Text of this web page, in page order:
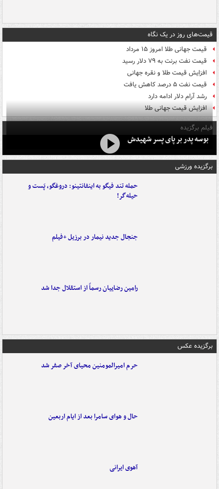
قیمت‌های روز در یک نگاه
قیمت جهانی طلا امروز ۱۵ مرداد
قیمت نفت برنت به ۷۹ دلار رسید
افزایش قیمت طلا و نقره جهانی
قیمت نفت ۵ درصد کاهش یافت
رشد آرام دلار ادامه دارد
افزایش قیمت جهانی طلا
فیلم برگزیده
بوسه‌ پدر بر پای پسر شهیدش
برگزیده ورزشی
حمله تند فیگو به اینفانتینو: دروغگو، پَست‌ و
حیله‌گر!
جنجال جدید نیمار در برزیل +فیلم
رامین رضاییان رسماً از استقلال جدا شد
برگزیده عکس
حرم امیرالمومنین محیای آخر صفر شد
حال و هوای سامرا بعد از ایام اربعین
آهوی ایرانی